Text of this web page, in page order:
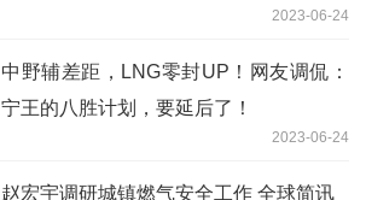
2023-06-24
中野辅差距，LNG零封UP！网友调侃：
宁王的八胜计划，要延后了！
2023-06-24
赵宏宇调研城镇燃气安全工作 全球简讯